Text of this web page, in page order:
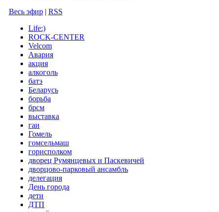
Весь эфир | RSS
Life:)
ROCK-CENTER
Velcom
Авария
акция
алкоголь
батэ
Беларусь
борьба
брсм
выставка
гаи
Гомель
гомсельмаш
горисполком
дворец Румянцевых и Паскевичей
дворцово-парковый ансамбль
делегация
День города
дети
ДТП